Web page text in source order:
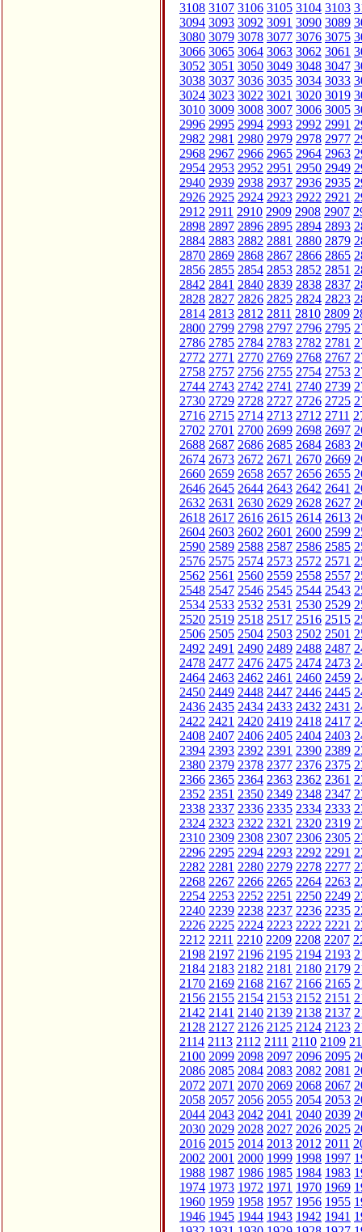
3108 3107 3106 3105 3104 3103
3094 3093 3092 3091 3090 3089
3080 3079 3078 3077 3076 3075
3066 3065 3064 3063 3062 3061
3052 3051 3050 3049 3048 3047
3038 3037 3036 3035 3034 3033
3024 3023 3022 3021 3020 3019
3010 3009 3008 3007 3006 3005
2996 2995 2994 2993 2992 2991
2982 2981 2980 2979 2978 2977
2968 2967 2966 2965 2964 2963
2954 2953 2952 2951 2950 2949
2940 2939 2938 2937 2936 2935
2926 2925 2924 2923 2922 2921
2912 2911 2910 2909 2908 2907
2898 2897 2896 2895 2894 2893
2884 2883 2882 2881 2880 2879
2870 2869 2868 2867 2866 2865
2856 2855 2854 2853 2852 2851
2842 2841 2840 2839 2838 2837
2828 2827 2826 2825 2824 2823
2814 2813 2812 2811 2810 2809
2800 2799 2798 2797 2796 2795
2786 2785 2784 2783 2782 2781
2772 2771 2770 2769 2768 2767
2758 2757 2756 2755 2754 2753
2744 2743 2742 2741 2740 2739
2730 2729 2728 2727 2726 2725
2716 2715 2714 2713 2712 2711
2702 2701 2700 2699 2698 2697
2688 2687 2686 2685 2684 2683
2674 2673 2672 2671 2670 2669
2660 2659 2658 2657 2656 2655
2646 2645 2644 2643 2642 2641
2632 2631 2630 2629 2628 2627
2618 2617 2616 2615 2614 2613
2604 2603 2602 2601 2600 2599
2590 2589 2588 2587 2586 2585
2576 2575 2574 2573 2572 2571
2562 2561 2560 2559 2558 2557
2548 2547 2546 2545 2544 2543
2534 2533 2532 2531 2530 2529
2520 2519 2518 2517 2516 2515
2506 2505 2504 2503 2502 2501
2492 2491 2490 2489 2488 2487
2478 2477 2476 2475 2474 2473
2464 2463 2462 2461 2460 2459
2450 2449 2448 2447 2446 2445
2436 2435 2434 2433 2432 2431
2422 2421 2420 2419 2418 2417
2408 2407 2406 2405 2404 2403
2394 2393 2392 2391 2390 2389
2380 2379 2378 2377 2376 2375
2366 2365 2364 2363 2362 2361
2352 2351 2350 2349 2348 2347
2338 2337 2336 2335 2334 2333
2324 2323 2322 2321 2320 2319
2310 2309 2308 2307 2306 2305
2296 2295 2294 2293 2292 2291
2282 2281 2280 2279 2278 2277
2268 2267 2266 2265 2264 2263
2254 2253 2252 2251 2250 2249
2240 2239 2238 2237 2236 2235
2226 2225 2224 2223 2222 2221
2212 2211 2210 2209 2208 2207
2198 2197 2196 2195 2194 2193
2184 2183 2182 2181 2180 2179
2170 2169 2168 2167 2166 2165
2156 2155 2154 2153 2152 2151
2142 2141 2140 2139 2138 2137
2128 2127 2126 2125 2124 2123
2114 2113 2112 2111 2110 2109
2100 2099 2098 2097 2096 2095
2086 2085 2084 2083 2082 2081
2072 2071 2070 2069 2068 2067
2058 2057 2056 2055 2054 2053
2044 2043 2042 2041 2040 2039
2030 2029 2028 2027 2026 2025
2016 2015 2014 2013 2012 2011
2002 2001 2000 1999 1998 1997
1988 1987 1986 1985 1984 1983
1974 1973 1972 1971 1970 1969
1960 1959 1958 1957 1956 1955
1946 1945 1944 1943 1942 1941